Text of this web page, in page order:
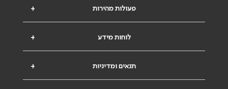
+ פעולות מהירות
+ לוחות מידע
+ תנאים ומדיניות